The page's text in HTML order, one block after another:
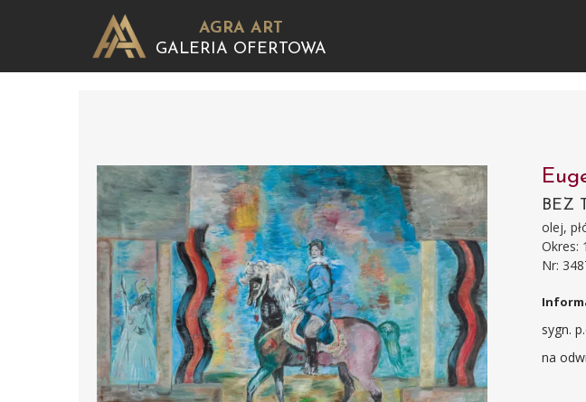
AGRA ART
GALERIA OFERTOWA
BEZ
olej,
Okres:
Nr:
sygn.
na